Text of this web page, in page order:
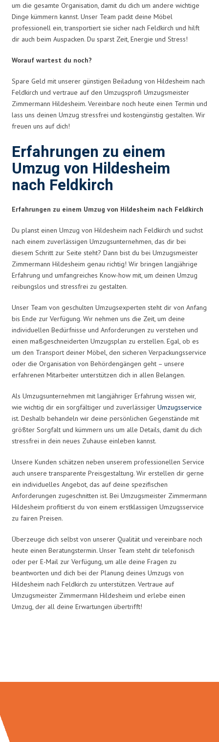
um die gesamte Organisation, damit du dich um andere wichtige
Dinge kümmern kannst. Unser Team packt deine Möbel
professionell ein, transportiert sie sicher nach Feldkirch und hilft
dir auch beim Auspacken. Du sparst Zeit, Energie und Stress!
Worauf wartest du noch?
Spare Geld mit unserer günstigen Beiladung von Hildesheim nach
Feldkirch und vertraue auf den Umzugsprofi Umzugsmeister
Zimmermann Hildesheim. Vereinbare noch heute einen Termin und
lass uns deinen Umzug stressfrei und kostengünstig gestalten. Wir
freuen uns auf dich!
Erfahrungen zu einem
Umzug von Hildesheim
nach Feldkirch
Erfahrungen zu einem Umzug von Hildesheim nach Feldkirch
Du planst einen Umzug von Hildesheim nach Feldkirch und suchst
nach einem zuverlässigen Umzugsunternehmen, das dir bei
diesem Schritt zur Seite steht? Dann bist du bei Umzugsmeister
Zimmermann Hildesheim genau richtig! Wir bringen langjährige
Erfahrung und umfangreiches Know-how mit, um deinen Umzug
reibungslos und stressfrei zu gestalten.
Unser Team von geschulten Umzugsexperten steht dir von Anfang
bis Ende zur Verfügung. Wir nehmen uns die Zeit, um deine
individuellen Bedürfnisse und Anforderungen zu verstehen und
einen maßgeschneiderten Umzugsplan zu erstellen. Egal, ob es
um den Transport deiner Möbel, den sicheren Verpackungsservice
oder die Organisation von Behördengängen geht – unsere
erfahrenen Mitarbeiter unterstützen dich in allen Belangen.
Als Umzugsunternehmen mit langjähriger Erfahrung wissen wir,
wie wichtig dir ein sorgfältiger und zuverlässiger Umzugsservice
ist. Deshalb behandeln wir deine persönlichen Gegenstände mit
größter Sorgfalt und kümmern uns um alle Details, damit du dich
stressfrei in dein neues Zuhause einleben kannst.
Unsere Kunden schätzen neben unserem professionellen Service
auch unsere transparente Preisgestaltung. Wir erstellen dir gerne
ein individuelles Angebot, das auf deine spezifischen
Anforderungen zugeschnitten ist. Bei Umzugsmeister Zimmermann
Hildesheim profitierst du von einem erstklassigen Umzugsservice
zu fairen Preisen.
Überzeuge dich selbst von unserer Qualität und vereinbare noch
heute einen Beratungstermin. Unser Team steht dir telefonisch
oder per E-Mail zur Verfügung, um alle deine Fragen zu
beantworten und dich bei der Planung deines Umzugs von
Hildesheim nach Feldkirch zu unterstützen. Vertraue auf
Umzugsmeister Zimmermann Hildesheim und erlebe einen
Umzug, der all deine Erwartungen übertrifft!